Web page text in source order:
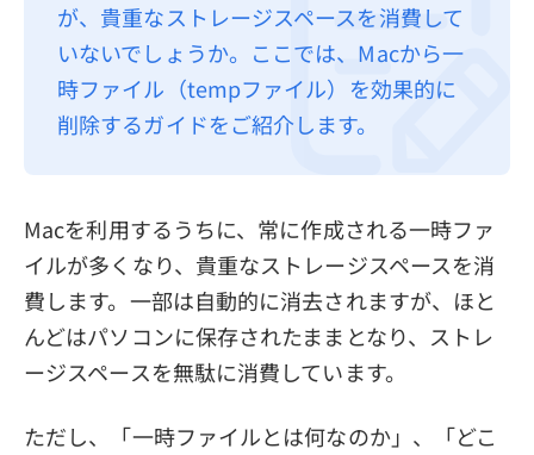
利用規約
返金について
が、貴重なストレージスペースを消費して
いないでしょうか。ここでは、Macから一
時ファイル（tempファイル）を効果的に
削除するガイドをご紹介します。
Macを利用するうちに、常に作成される一時ファ
イルが多くなり、貴重なストレージスペースを消
費します。一部は自動的に消去されますが、ほと
んどはパソコンに保存されたままとなり、ストレ
ージスペースを無駄に消費しています。
ただし、「一時ファイルとは何なのか」、「どこ